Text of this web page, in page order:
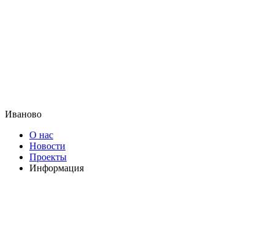
Иваново
О нас
Новости
Проекты
Информация